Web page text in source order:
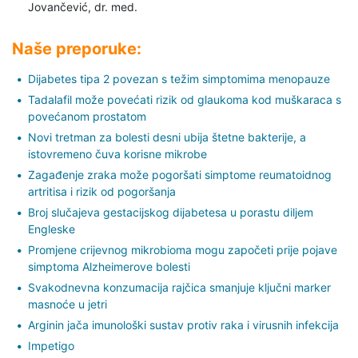
Jovančević, dr. med.
Naše preporuke:
Dijabetes tipa 2 povezan s težim simptomima menopauze
Tadalafil može povećati rizik od glaukoma kod muškaraca s
povećanom prostatom
Novi tretman za bolesti desni ubija štetne bakterije, a
istovremeno čuva korisne mikrobe
Zagađenje zraka može pogoršati simptome reumatoidnog
artritisa i rizik od pogoršanja
Broj slučajeva gestacijskog dijabetesa u porastu diljem
Engleske
Promjene crijevnog mikrobioma mogu započeti prije pojave
simptoma Alzheimerove bolesti
Svakodnevna konzumacija rajčica smanjuje ključni marker
masnoće u jetri
Arginin jača imunološki sustav protiv raka i virusnih infekcija
Impetigo